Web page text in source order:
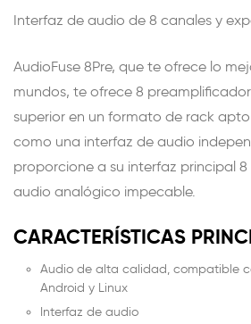
Interfaz de audio de 8 canales y
AudioFuse 8Pre, que te ofrece lo
mundos, te ofrece 8
superior en un formato de rack
como una interfaz de audio
proporcione a su interfaz principal
audio analógico impecable.
CARACTERÍSTICAS
Audio de alta calidad, compatible
Android y Linux
Interfaz de audio